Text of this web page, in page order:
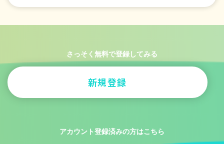
さっそく無料で登録してみる
新規登録
アカウント登録済みの方はこちら